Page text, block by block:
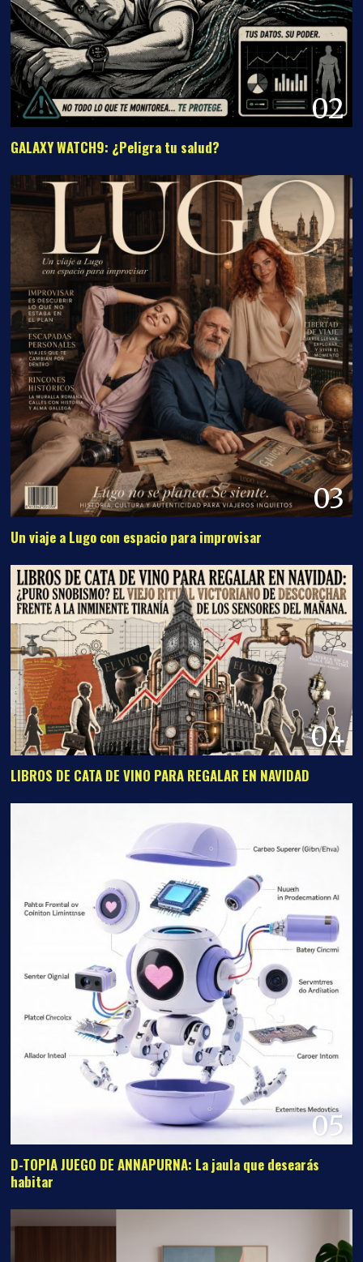
02
GALAXY WATCH9: ¿Peligra tu salud?
03
Un viaje a Lugo con espacio para improvisar
04
LIBROS DE CATA DE VINO PARA REGALAR EN NAVIDAD
05
D-TOPIA JUEGO DE ANNAPURNA: La jaula que desearás
habitar